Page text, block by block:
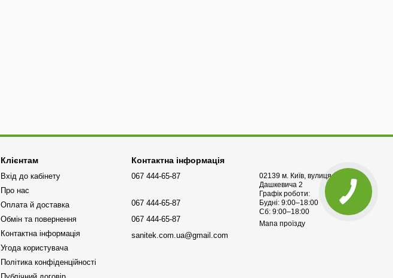
Клієнтам
Вхід до кабінету
Про нас
Оплата й доставка
Обмін та повернення
Контактна інформація
Угода користувача
Політика конфіденційності
Контактна інформація
067 444-65-87
067 444-65-87
067 444-65-87
sanitek.com.ua@gmail.com
02139 м. Київ, вулиця Остафія
Дашкевича 2
Графік роботи:
Будні: 9:00–18:00
Сб: 9:00–18:00
Мапа проїзду